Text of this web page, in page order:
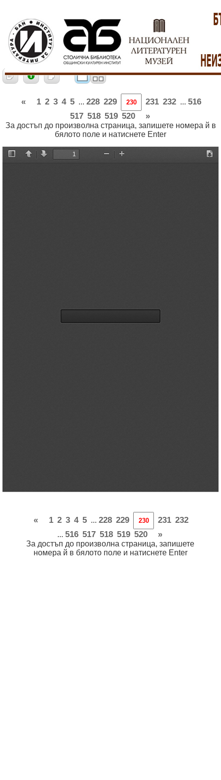
« 1 2 3 4 5 ... 228 229 231 232 ... 516
517 518 519 520 »
За достъп до произволна страница, запишете номера й в
бялото поле и натиснете Enter
« 1 2 3 4 5 ... 228 229 231 232
... 516 517 518 519 520 »
За достъп до произволна страница, запишете
номера й в бялото поле и натиснете Enter